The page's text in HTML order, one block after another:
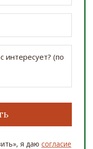
я даю согласие